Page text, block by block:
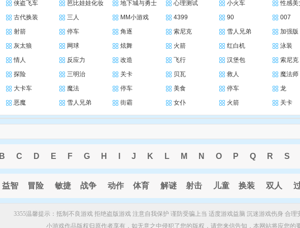
侠盗飞车 芭比娃娃化妆 地下城与勇士 心理测试 小火车
性感美
古代换装 三人 MM小游戏 4399 90
007
射箭 停车 角逐 索尼克 雪人兄弟
加强版
灰太狼 网球 炫舞 火箭 红白机
泳装
情人 反应力 改造 飞行 汉堡包
索尼克
探险 三明治 关卡 贝瓦 救人
魔法师
大卡车 魔法 停车 美食 停车
龙
恶魔 雪人兄弟 街霸 女仆 火箭 关卡
B C D E F G H J K L M N O P Q R S
益智 冒险 敏捷 战争 动作 体育 解谜 射击 儿童 换装 双人
3355温馨提示：抵制不良游戏 拒绝盗版游戏 注意自我保护 谨防受骗上当 适度游戏益脑 沉迷游戏伤身 合理
小游戏作品版权归原作者享有，如无意之中侵犯了您的版权，请您来信告知，本网站将应您的